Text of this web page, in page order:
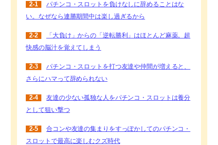
2-1
パチンコ・スロットを負けなしに辞めることはな
い。なぜなら連勝期間中は楽し過ぎるから
2-2
「大負け」からの「逆転勝利」はほとんど麻薬。超
快感の脳汁を覚えてしまう
2-3
パチンコ・スロットを打つ友達や仲間が増えると、
さらにハマって辞められない
2-4
友達の少ない孤独な人をパチンコ・スロットは養分
として狙い撃つ
2-5
合コンや友達の集まりをすっぽかしてのパチンコ・
スロットで最高に楽しむクズ時代